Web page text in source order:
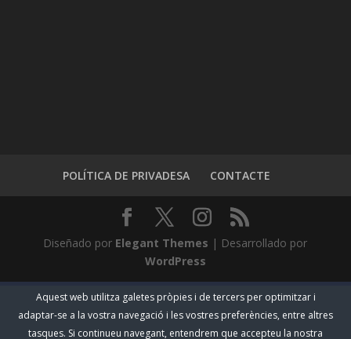
POLÍTICA DE PRIVADESA CONTACTE
Diseñado por Elegant Themes | Desarrollado por
WordPress
Aquest web utilitza galetes pròpies i de tercers per optimitzar i
adaptar-se a la vostra navegació i les vostres preferències, entre altres
tasques. Si continueu navegant, entendrem que accepteu la nostra